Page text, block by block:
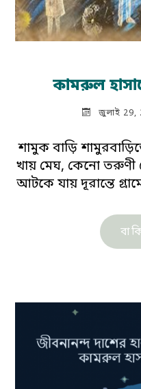
কামরুল
জুলাই 29,
শামুক বাড়ি
খায় মেঘ, কেনো তরুণী
আটকে যায় দূরান্তে